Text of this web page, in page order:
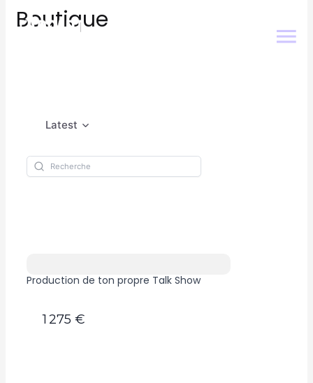
Boutique
Latest
Production de ton propre Talk Show
1 275 €